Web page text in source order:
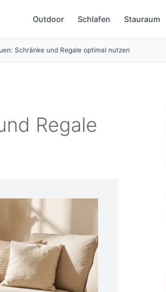
Outdoor Schlafen Stauraum
Schränke und Regale optimal nutzen
Regale